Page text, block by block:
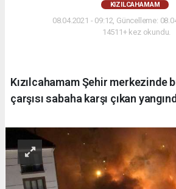
KIZILCAHAMAM
08.04.2021 - 09:12, Güncelleme:
14511+ kez okundu.
Kızılcahamam Şehir merkezinde
çarşısı sabaha karşı çıkan